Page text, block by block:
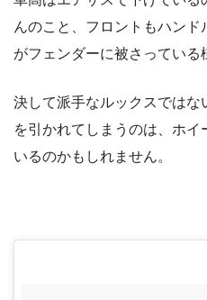
んのこと、フロントもハン
がフェンダーに被さっている
決して派手なルックスではな
を引かれてしまうのは、ホ
いるのかもしれません。